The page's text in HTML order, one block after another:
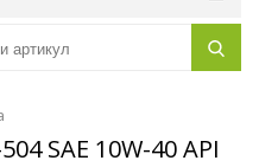
SAE 10W-40 API